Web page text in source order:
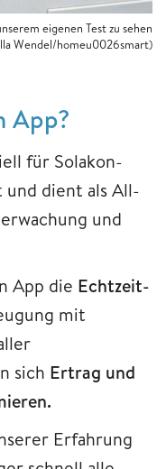
eigenen Test zu sehen
Wendel/homeu0026smart)
App?
für Solakon-
dient als All-
und
App die Echtzeit-
mit
sich Ertrag und
Erfahrung